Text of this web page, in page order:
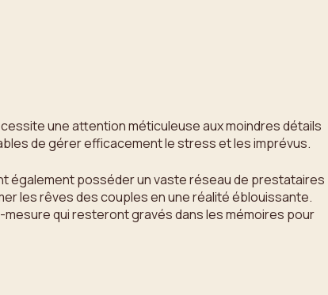
une attention méticuleuse aux moindres détails
de gérer efficacement le stress et les imprévus.
également posséder un vaste réseau de prestataires
les rêves des couples en une réalité éblouissante.
qui resteront gravés dans les mémoires pour